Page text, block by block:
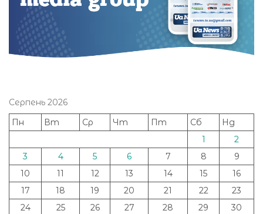
Серпень 2026
Пн
Вт Ср Чт Пт Сб
Нд
1
2
3
4 5 6 7 8
9
10
11 12 13 14 15
16
17
18 19 20 21 22
23
24
25 26 27 28 29
30